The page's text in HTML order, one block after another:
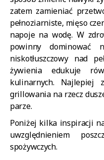
zatem zamieniać
pełnoziarniste, mięso
napoje na wodę. W
powinny dominować
niskotłuszczowy nad
żywienia edukuje
kulinarnych. Najlepiej
grillowania na rzecz
parze.
Poniżej kilka inspiracji
uwzględnieniem
spożywczych.